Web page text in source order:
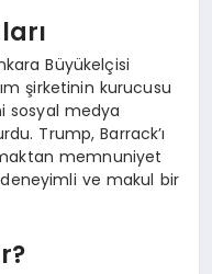
Büyükelçisi
şirketinin kurucusu
sosyal medya
Trump, Barrack’ı
memnuniyet
deneyimli ve makul bir